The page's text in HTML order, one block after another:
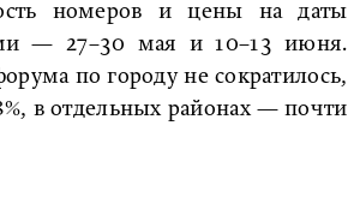
номеров и цены на даты
— 27–30 мая и 10–13 июня.
по городу не сократилось,
в отдельных районах — почти